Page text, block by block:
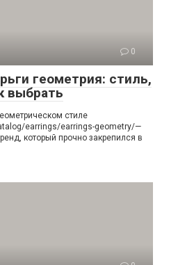
0
геометрия: стиль,
выбрать
стиле
earrings/earrings-geometry/—
который прочно закрепился в